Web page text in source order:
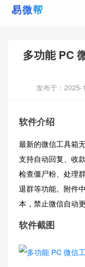
多功能 PC
发布于： 2025-
软件介绍
最新的微信工具箱
支持自动回复、收
检查僵尸粉、处理
退群等功能。附件
本，禁止微信自动更
软件截图